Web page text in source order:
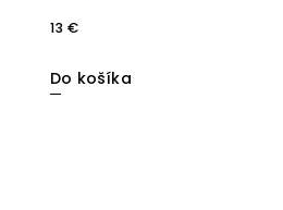
13 €
Do košíka